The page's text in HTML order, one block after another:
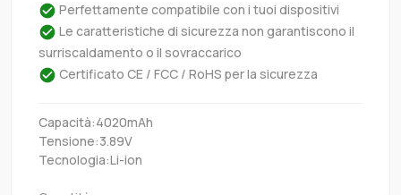
Perfettamente compatibile con i tuoi dispositivi
Le caratteristiche di sicurezza non garantiscono il
surriscaldamento o il sovraccarico
Certificato CE / FCC / RoHS per la sicurezza
Capacità:4020mAh
Tensione:3.89V
Tecnologia:Li-ion